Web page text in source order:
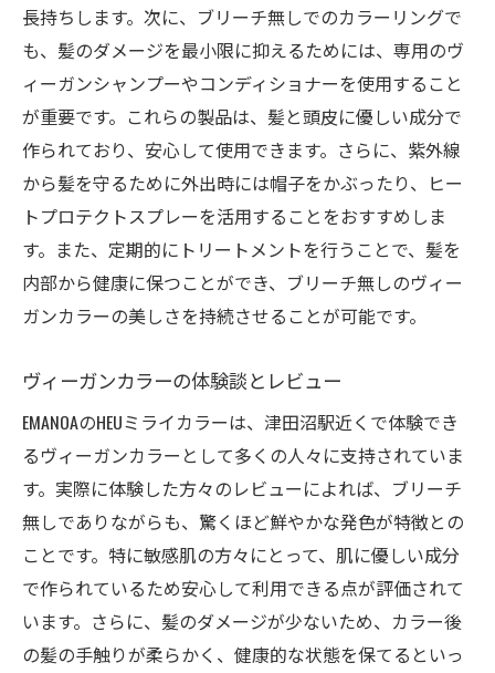
長持ちします。次に、ブリーチ無しでのカラーリングで
も、髪のダメージを最小限に抑えるためには、専用のヴ
ィーガンシャンプーやコンディショナーを使用すること
が重要です。これらの製品は、髪と頭皮に優しい成分で
作られており、安心して使用できます。さらに、紫外線
から髪を守るために外出時には帽子をかぶったり、ヒー
トプロテクトスプレーを活用することをおすすめしま
す。また、定期的にトリートメントを行うことで、髪を
内部から健康に保つことができ、ブリーチ無しのヴィー
ガンカラーの美しさを持続させることが可能です。
ヴィーガンカラーの体験談とレビュー
EMANOAのHEUミライカラーは、津田沼駅近くで体験でき
るヴィーガンカラーとして多くの人々に支持されていま
す。実際に体験した方々のレビューによれば、ブリーチ
無しでありながらも、驚くほど鮮やかな発色が特徴との
ことです。特に敏感肌の方々にとって、肌に優しい成分
で作られているため安心して利用できる点が評価されて
います。さらに、髪のダメージが少ないため、カラー後
の髪の手触りが柔らかく、健康的な状態を保てるといっ